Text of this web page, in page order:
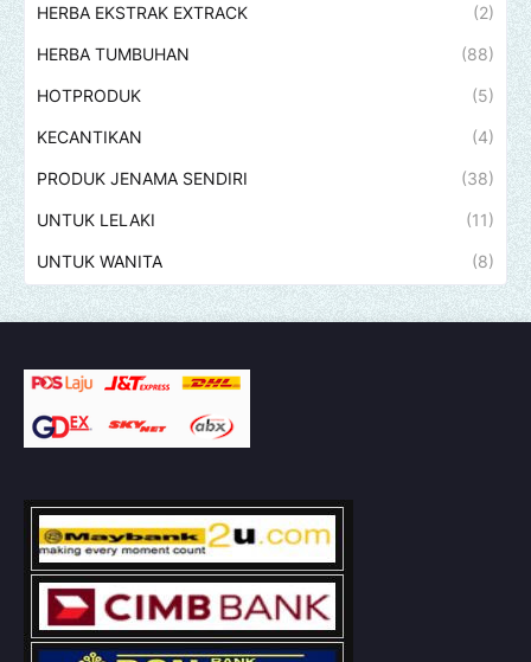
HERBA EKSTRAK EXTRACK (2)
HERBA TUMBUHAN (88)
HOTPRODUK (5)
KECANTIKAN (4)
PRODUK JENAMA SENDIRI (38)
UNTUK LELAKI (11)
UNTUK WANITA (8)